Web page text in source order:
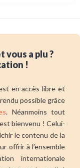
vous a plu ?
!
en accès libre et
possible grâce
. Néanmoins tout
bienvenu ! Celui-
le contenu de la
offrir à l’ensemble
internationale